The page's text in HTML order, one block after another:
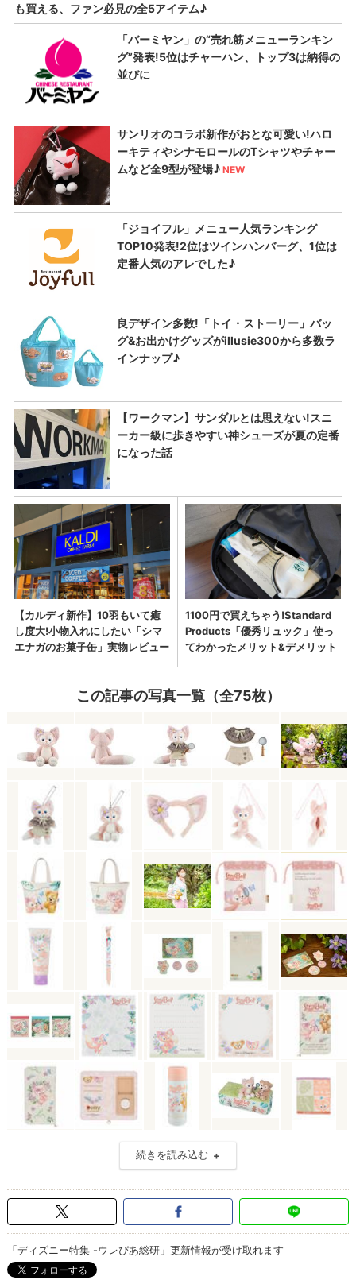
この記事の写真一覧（全75枚）
続きを読み込む
「ディズニー特集 -ウレぴあ総研」更新情報が受け取れます